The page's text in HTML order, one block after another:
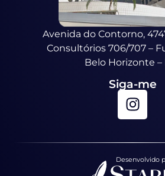
Avenida do Contorno,
Consultórios 706/707 –
Belo Horizonte –
Siga-me